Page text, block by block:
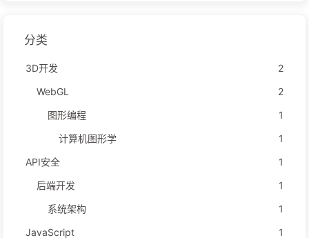
分类
3D开发
2
WebGL
2
图形编程
1
计算机图形学
1
API安全
1
后端开发
1
系统架构
1
JavaScript
1